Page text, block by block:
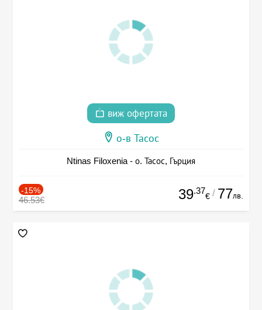
виж офертата
о-в Тасос
Ntinas Filoxenia - о. Тасос, Гърция
-15%
46.53€ 39.37
€ / 77лв.